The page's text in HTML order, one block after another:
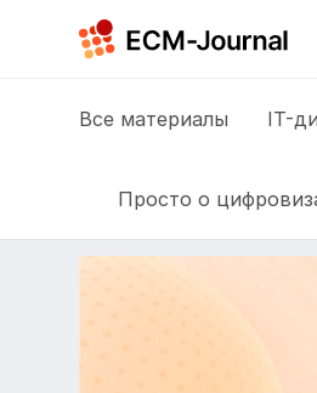
Все материалы IT-
Просто о